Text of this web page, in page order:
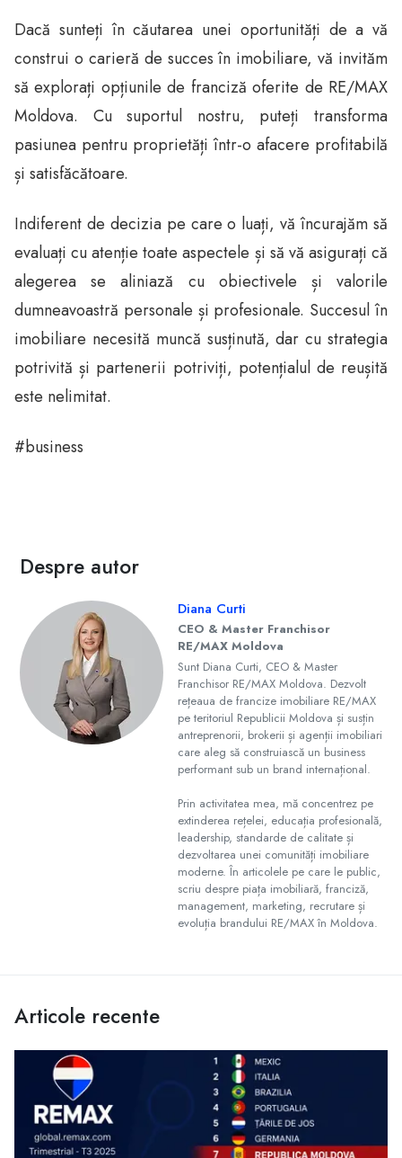
Dacă sunteți în căutarea unei oportunități de a vă
construi o carieră de succes în imobiliare, vă invităm
să explorați opțiunile de franciză oferite de RE/MAX
Moldova. Cu suportul nostru, puteți transforma
pasiunea pentru proprietăți într-o afacere profitabilă
și satisfăcătoare.
Indiferent de decizia pe care o luați, vă încurajăm să
evaluați cu atenție toate aspectele și să vă asigurați că
alegerea se aliniază cu obiectivele și valorile
dumneavoastră personale și profesionale. Succesul în
imobiliare necesită muncă susținută, dar cu strategia
potrivită și partenerii potriviți, potențialul de reușită
este nelimitat.
#business
Despre autor
Diana Curti
CEO & Master Franchisor
RE/MAX Moldova
Sunt Diana Curti, CEO & Master
Franchisor RE/MAX Moldova. Dezvolt
rețeaua de francize imobiliare RE/MAX
pe teritoriul Republicii Moldova și susțin
antreprenorii, brokerii și agenții imobiliari
care aleg să construiască un business
performant sub un brand internațional.
Prin activitatea mea, mă concentrez pe
extinderea rețelei, educația profesională,
leadership, standarde de calitate și
dezvoltarea unei comunități imobiliare
moderne. În articolele pe care le public,
scriu despre piața imobiliară, franciză,
management, marketing, recrutare și
evoluția brandului RE/MAX în Moldova.
Articole recente